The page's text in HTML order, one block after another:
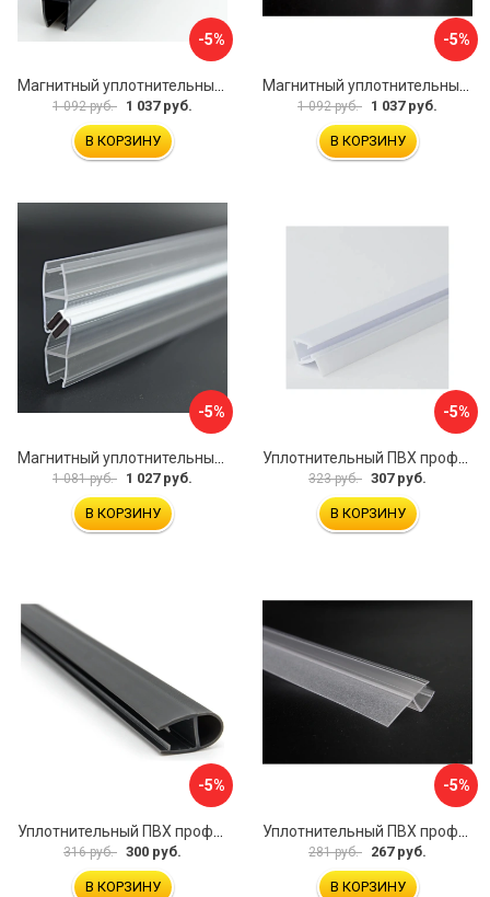
-5%
1 092 руб. 1 037 руб.
В КОРЗИНУ
-5%
1 092 руб. 1 037 руб.
В КОРЗИНУ
-5%
Магнитный уплотнительный профиль для стекла 8 мм SERVICE PLUS PVH04-914KW8
1 081 руб. 1 027 руб.
В КОРЗИНУ
-5%
Уплотнительный ПВХ профиль для стекла 8мм SERVICE PLUS PVH04-403/7WM8
323 руб. 307 руб.
В КОРЗИНУ
-5%
316 руб. 300 руб.
В КОРЗИНУ
-5%
281 руб. 267 руб.
В КОРЗИНУ